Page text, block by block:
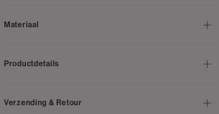
Materiaal
Productdetails
Verzending & Retour